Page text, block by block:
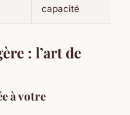
capacité
: l’art de
à votre